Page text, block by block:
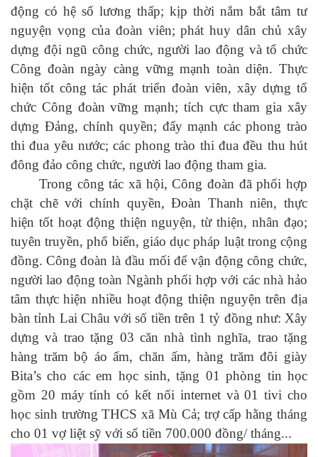
động có hệ số lương thấp; kịp thời nắm bắt tâm tư
nguyện vọng của đoàn viên; phát huy dân chủ xây
dựng đội ngũ công chức, người lao động và tổ chức
Công đoàn ngày càng vững mạnh toàn diện. Thực
hiện tốt công tác phát triển đoàn viên, xây dựng tổ
chức Công đoàn vững mạnh; tích cực tham gia xây
dựng Đảng, chính quyền; đẩy mạnh các phong trào
thi đua yêu nước; các phong trào thi đua đều thu hút
đông đảo công chức, người lao động tham gia.
Trong công tác xã hội, Công đoàn đã phối hợp
chặt chẽ với chính quyền, Đoàn Thanh niên, thực
hiện tốt hoạt động thiện nguyện, từ thiện, nhân đạo;
tuyên truyền, phổ biến, giáo dục pháp luật trong cộng
đồng. Công đoàn là đầu mối để vận động công chức,
người lao động toàn Ngành phối hợp với các nhà hảo
tâm thực hiện nhiều hoạt động thiện nguyện trên địa
bàn tỉnh Lai Châu với số tiền trên 1tỷ đồng như: Xây
dựng và trao tặng 03 căn nhà tình nghĩa, trao tặng
hàng trăm bộ áo ấm, chăn ấm, hàng trăm đôi giày
Bita’s cho các em học sinh, tặng 01 phòng tin học
gồm 20 máy tính có kết nối internet và 01tivi cho
học sinh trườngTHCS xãMù Cả; trợ cấp hằng tháng
cho 01 vợ liệt sỹ với số tiền 700.000 đồng/ tháng...